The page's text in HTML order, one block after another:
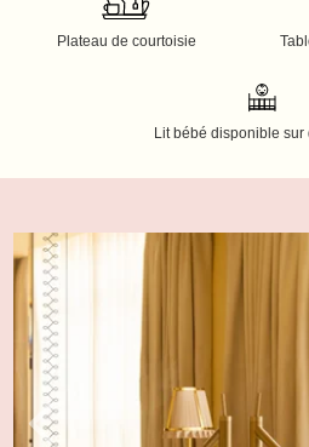
Plateau de courtoisie
Lit bébé disponible sur